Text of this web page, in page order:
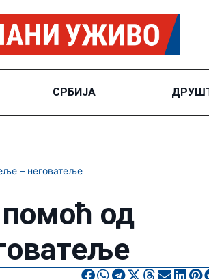
СРБИЈА
– неговатеље
од